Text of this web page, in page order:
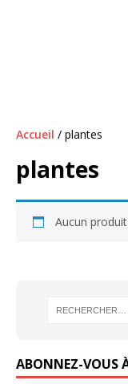
Accueil / plantes
plantes
Aucun
ABONNEZ-VOUS